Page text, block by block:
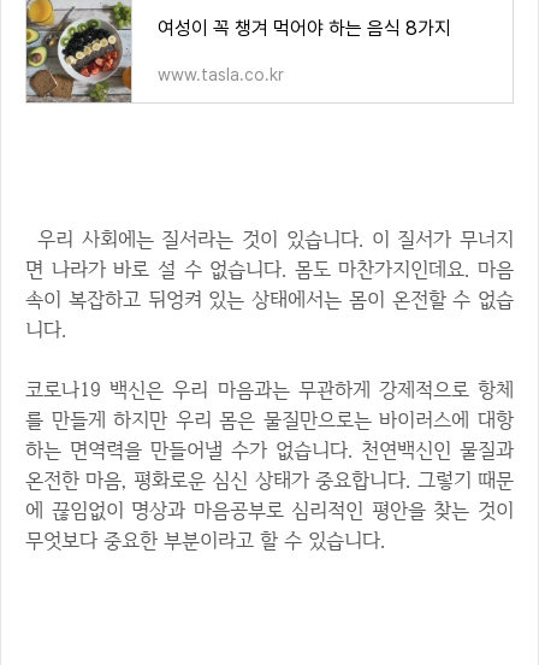
여성이 꼭 챙겨 먹어야 하는 음식 8가지
www.tasla.co.kr
우리 사회에는 질서라는 것이 있습니다. 이 질서가 무너지
면 나라가 바로 설 수 없습니다. 몸도 마찬가지인데요. 마음
속이 복잡하고 뒤엉켜 있는 상태에서는 몸이 온전할 수 없습
니다.
코로나19 백신은 우리 마음과는 무관하게 강제적으로 항체
를 만들게 하지만 우리 몸은 물질만으로는 바이러스에 대항
하는 면역력을 만들어낼 수가 없습니다. 천연백신인 물질과
온전한 마음, 평화로운 심신 상태가 중요합니다. 그렇기 때문
에 끊임없이 명상과 마음공부로 심리적인 평안을 찾는 것이
무엇보다 중요한 부분이라고 할 수 있습니다.